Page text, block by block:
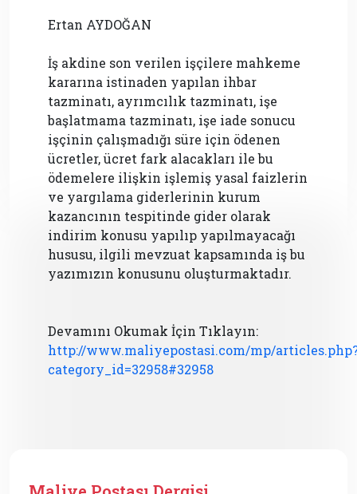
Ertan AYDOĞAN
İş akdine son verilen işçilere mahkeme
kararına istinaden yapılan ihbar
tazminatı, ayrımcılık tazminatı, işe
başlatmama tazminatı, işe iade sonucu
işçinin çalışmadığı süre için ödenen
ücretler, ücret fark alacakları ile bu
ödemelere ilişkin işlemiş yasal faizlerin
ve yargılama giderlerinin kurum
kazancının tespitinde gider olarak
indirim konusu yapılıp yapılmayacağı
hususu, ilgili mevzuat kapsamında iş bu
yazımızın konusunu oluşturmaktadır.
Devamını Okumak İçin Tıklayın:
http://www.maliyepostasi.com/mp/
category_id=32958#32958